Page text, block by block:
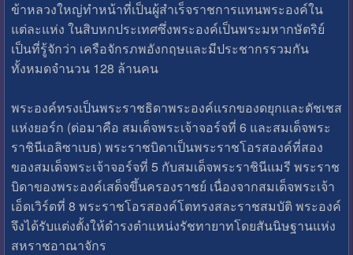
ข้าหลวงใหญ่ทำหน้าที่เป็นผู้สำเร็จราชการแทนพระองค์ใน
แต่ละแห่ง ในสิบหกประเทศซึ่งพระองค์เป็นพระมหากษัตริย์
เป็นที่รู้จักว่า เครือจักรภพอังกฤษและมีประชากรรวมกัน
ทั้งหมดจำนวน 128 ล้านคน
พระองค์ทรงเป็นพระราชธิดาพระองค์แรกของดยุกและดัชเชส
แห่งยอร์ก (ต่อมาคือ สมเด็จพระเจ้าจอร์จที่ 6 และสมเด็จพระ
ราชินีเอลิซาเบธ) พระราชบิดาเป็นพระราชโอรสองค์ที่สอง
ของสมเด็จพระเจ้าจอร์จที่ 5 กับสมเด็จพระราชินีแมรี พระราช
บิดาของพระองค์เสด็จขึ้นครองราชย์ เนื่องจากสมเด็จพระเจ้า
เอ็ดเวิร์ดที่ 8 พระราชโอรสองค์โตทรงสละราชสมบัติ พระองค์
จึงได้รับแต่งตั้งให้ดำรงตำแหน่งรัชทายาทโดยสันนิษฐานแห่ง
สหราชอาณาจักร